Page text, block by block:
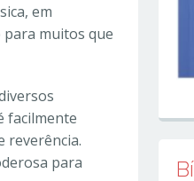
em
muitos que
facilmente
reverência.
para